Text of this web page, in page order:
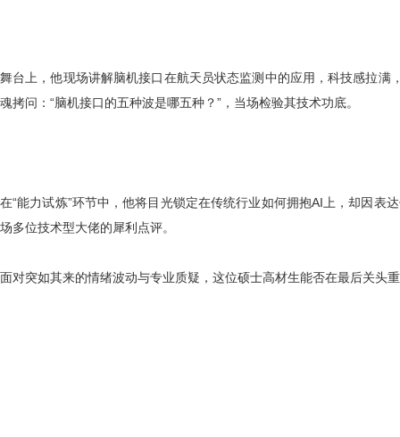
舞台上，他现场讲解脑机接口在航天员状态监测中的应用，科技感拉满
魂拷问： “脑机接口的五种波是哪五种？”，当场检验其技术功底。
在“能力试炼”环节中，他将目光锁定在传统行业如何拥抱AI上，却因表
场多位技术型大佬的犀利点评。
面对突如其来的情绪波动与专业质疑，这位硕士高材生能否在最后关头